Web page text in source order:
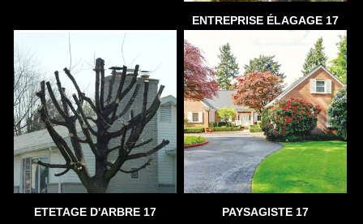
ENTREPRISE ÉLAGAGE 17
ETETAGE D'ARBRE 17 PAYSAGISTE 17